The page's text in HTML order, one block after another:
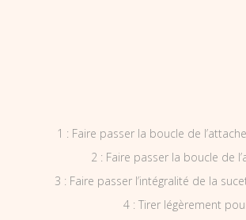
1 : Faire passer la boucle de
2 : Faire passer la boucle de
3 : Faire passer l’intégralité de la
4 : Tirer légèrement